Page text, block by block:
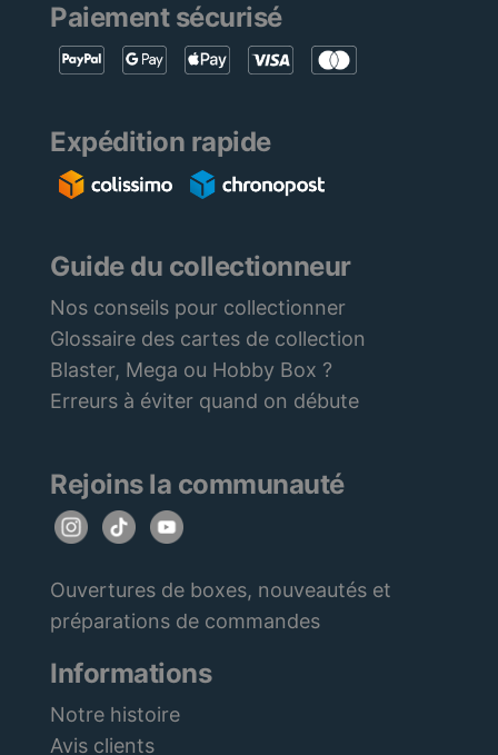
Paiement sécurisé
Expédition rapide
Guide du collectionneur
Nos conseils pour collectionner
Glossaire des cartes de collection
Blaster, Mega ou Hobby Box ?
Erreurs à éviter quand on débute
Rejoins la communauté
Ouvertures de boxes, nouveautés et
préparations de commandes
Informations
Notre histoire
Avis clients